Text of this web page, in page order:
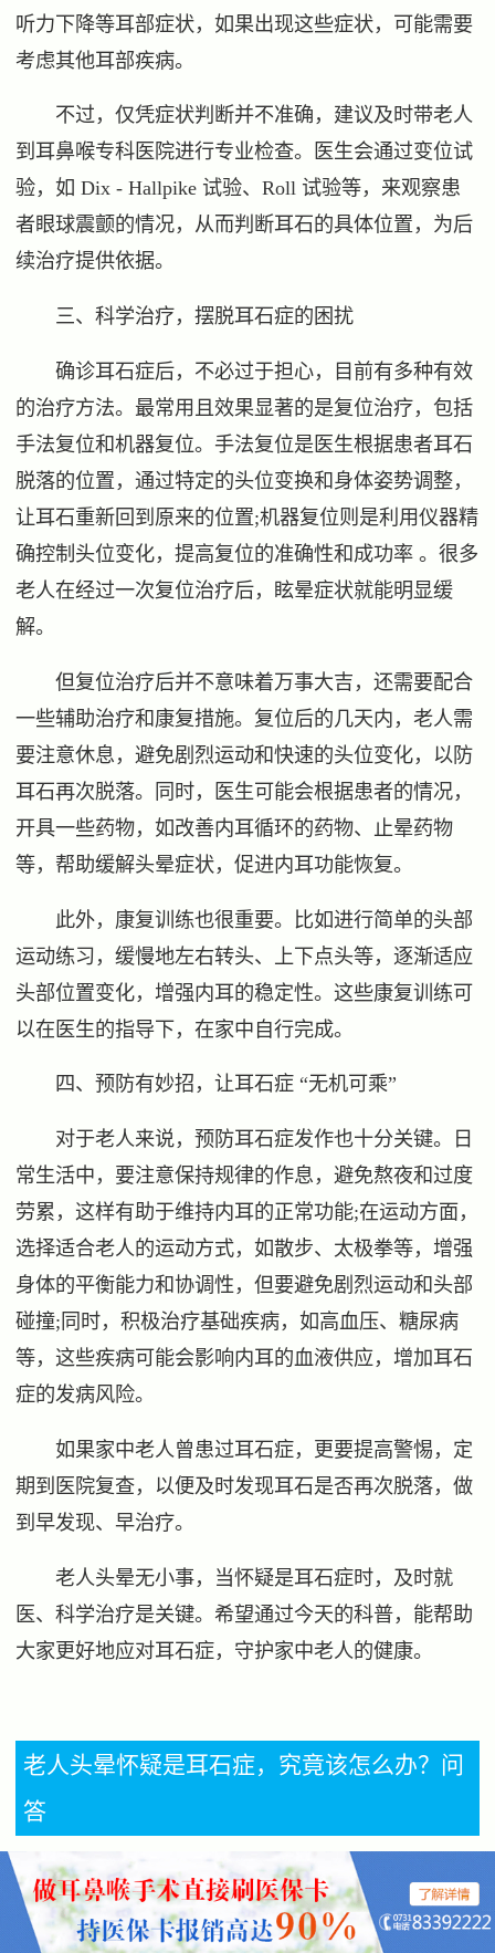
听力下降等耳部症状，如果出现这些症状，可能需要
考虑其他耳部疾病。
不过，仅凭症状判断并不准确，建议及时带老人
到耳鼻喉专科医院进行专业检查。医生会通过变位试
验，如 Dix - Hallpike 试验、Roll 试验等，来观察患
者眼球震颤的情况，从而判断耳石的具体位置，为后
续治疗提供依据。
三、科学治疗，摆脱耳石症的困扰
确诊耳石症后，不必过于担心，目前有多种有效
的治疗方法。最常用且效果显著的是复位治疗，包括
手法复位和机器复位。手法复位是医生根据患者耳石
脱落的位置，通过特定的头位变换和身体姿势调整，
让耳石重新回到原来的位置;机器复位则是利用仪器精
确控制头位变化，提高复位的准确性和成功率 。很多
老人在经过一次复位治疗后，眩晕症状就能明显缓
解。
但复位治疗后并不意味着万事大吉，还需要配合
一些辅助治疗和康复措施。复位后的几天内，老人需
要注意休息，避免剧烈运动和快速的头位变化，以防
耳石再次脱落。同时，医生可能会根据患者的情况，
开具一些药物，如改善内耳循环的药物、止晕药物
等，帮助缓解头晕症状，促进内耳功能恢复。
此外，康复训练也很重要。比如进行简单的头部
运动练习，缓慢地左右转头、上下点头等，逐渐适应
头部位置变化，增强内耳的稳定性。这些康复训练可
以在医生的指导下，在家中自行完成。
四、预防有妙招，让耳石症 “无机可乘”
对于老人来说，预防耳石症发作也十分关键。日
常生活中，要注意保持规律的作息，避免熬夜和过度
劳累，这样有助于维持内耳的正常功能;在运动方面，
选择适合老人的运动方式，如散步、太极拳等，增强
身体的平衡能力和协调性，但要避免剧烈运动和头部
碰撞;同时，积极治疗基础疾病，如高血压、糖尿病
等，这些疾病可能会影响内耳的血液供应，增加耳石
症的发病风险。
如果家中老人曾患过耳石症，更要提高警惕，定
期到医院复查，以便及时发现耳石是否再次脱落，做
到早发现、早治疗。
老人头晕无小事，当怀疑是耳石症时，及时就
医、科学治疗是关键。希望通过今天的科普，能帮助
大家更好地应对耳石症，守护家中老人的健康。
老人头晕怀疑是耳石症，究竟该怎么办？问
答